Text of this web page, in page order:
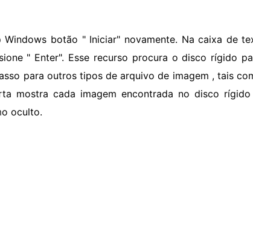
Windows botão " Iniciar" novamente. Na caixa de
" Enter". Esse recurso procura o disco rígido
para outros tipos de arquivo de imagem , tais
mostra cada imagem encontrada no disco
oculto.